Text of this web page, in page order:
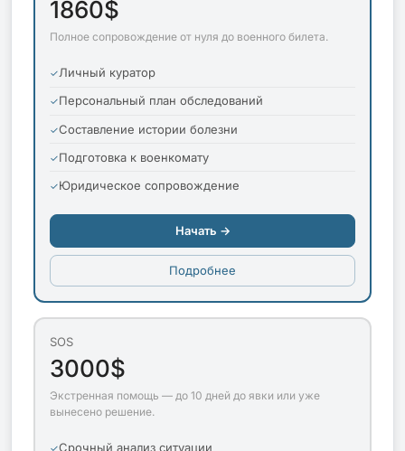
1860$
Полное сопровождение от нуля до военного билета.
Личный куратор
Персональный план обследований
Составление истории болезни
Подготовка к военкомату
Юридическое сопровождение
Начать →
Подробнее
SOS
3000$
Экстренная помощь — до 10 дней до явки или уже
вынесено решение.
Срочный анализ ситуации